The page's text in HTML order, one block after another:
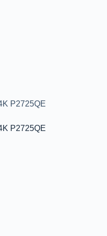
P2725QE
P2725QE